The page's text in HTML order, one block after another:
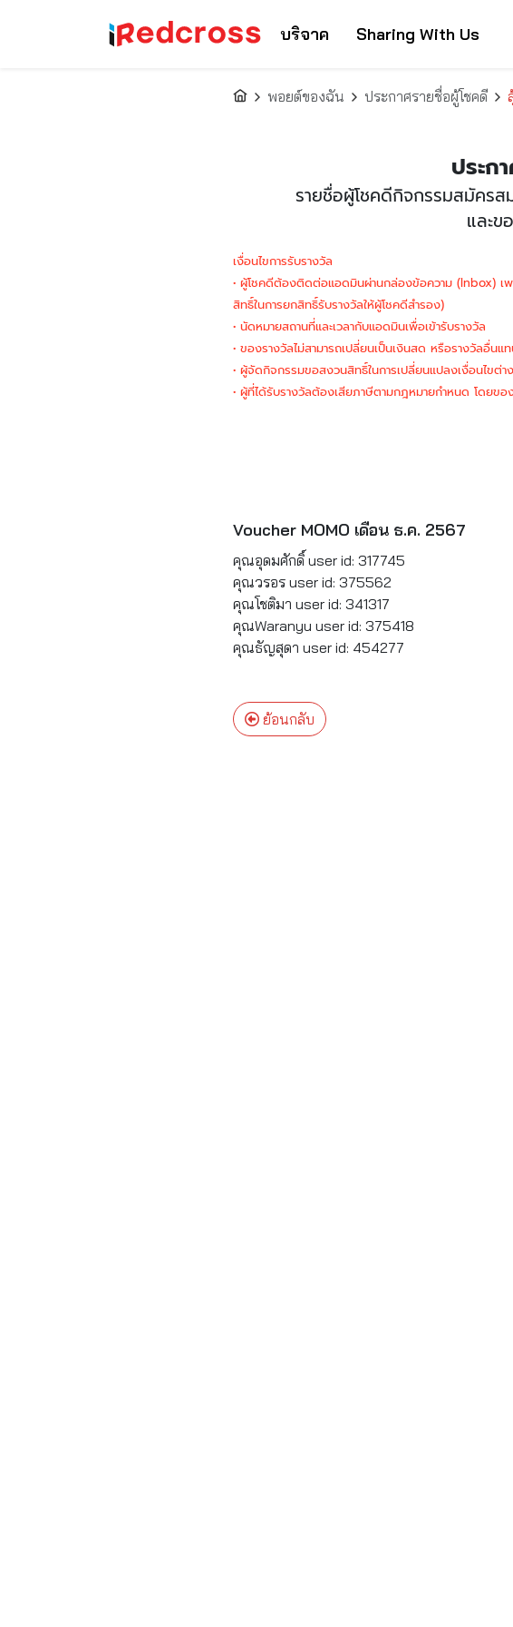
บริจาค Sharing With Us
พอยต์ของฉัน ประกาศรายชื่อผู้โชคดี
ประก
รายชื่อผู้โชคดีกิจกรรมสมัคร
และ
เงื่อนไขการรับรางวัล
• ผู้โชคดีต้องติดต่อแอดมินผ่านกล่องข้อความ (Inbox) เ
สิทธิ์ในการยกสิทธิ์รับรางวัลให้ผู้โชคดีสำรอง)
• นัดหมายสถานที่และเวลากับแอดมินเพื่อเข้ารับรางวัล
• ของรางวัลไม่สามารถเปลี่ยนเป็นเงินสด หรือรางวัลอื่น
• ผู้จัดกิจกรรมขอสงวนสิทธิ์ในการเปลี่ยนแปลงเงื่อนไขต่
• ผู้ที่ได้รับรางวัลต้องเสียภาษีตามกฎหมายกำหนด โดย
Voucher MOMO เดือน ธ.ค. 2567
คุณอุดมศักดิ์ user id: 317745
คุณวรอร user id: 375562
คุณโชติมา user id: 341317
คุณWaranyu user id: 375418
คุณธัญสุดา user id: 454277
ย้อนกลับ